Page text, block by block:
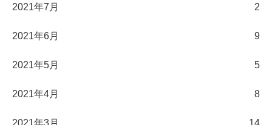
2021年7月 2
2021年6月 9
2021年5月 5
2021年4月 8
2021年3月 14